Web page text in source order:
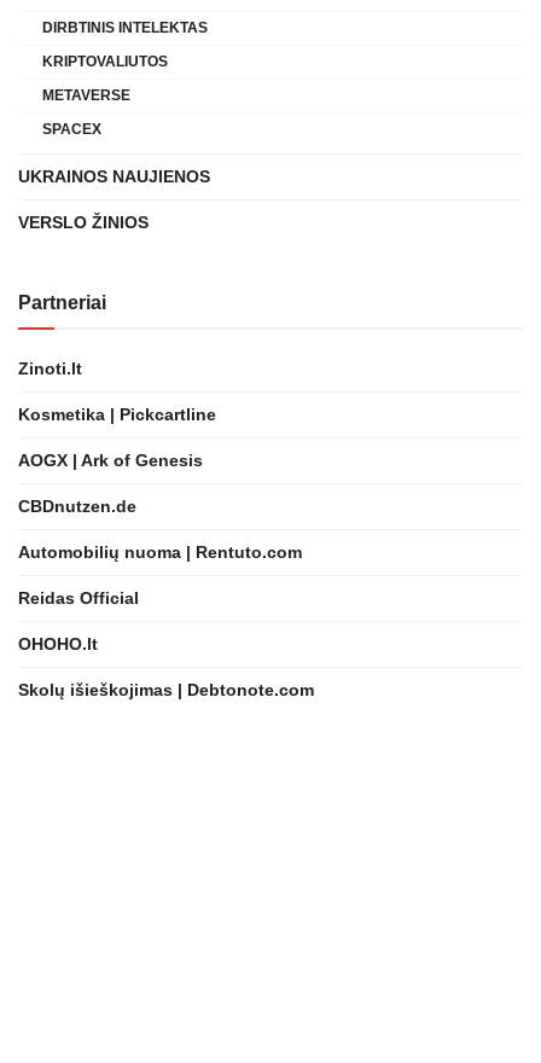
DIRBTINIS INTELEKTAS
KRIPTOVALIUTOS
METAVERSE
SPACEX
UKRAINOS NAUJIENOS
VERSLO ŽINIOS
Partneriai
Zinoti.lt
Kosmetika | Pickcartline
AOGX | Ark of Genesis
CBDnutzen.de
Automobilių nuoma | Rentuto.com
Reidas Official
OHOHO.lt
Skolų išieškojimas | Debtonote.com